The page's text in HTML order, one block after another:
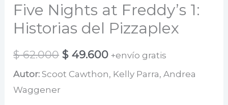
Five Nights at Freddy’s 1:
Historias del Pizzaplex
$62.000 El
precio
$ 49.600El
precio
+envío gratis
Autor:Scoot Cawthon, Kelly Parra, Andrea
Waggener